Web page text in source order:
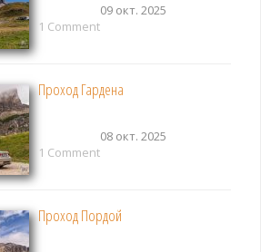
09 окт. 2025
1 Comment
Проход Гардена
08 окт. 2025
1 Comment
Проход Пордой